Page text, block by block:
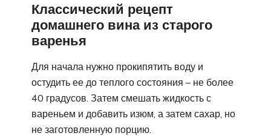
Классический рецепт
домашнего вина из старого
варенья
Для начала нужно прокипятить воду и
остудить ее до теплого состояния – не более
40 градусов. Затем смешать жидкость с
вареньем и добавить изюм, а затем сахар, но
не заготовленную порцию.